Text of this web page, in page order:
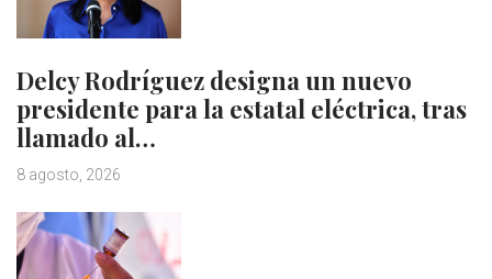
Delcy Rodríguez designa un nuevo
presidente para la estatal eléctrica, tras
llamado al…
8 agosto, 2026